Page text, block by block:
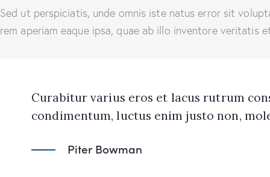
Sed ut perspiciatis, unde omnis iste natus error sit
rem aperiam eaque ipsa, quae ab illo inventore
Curabitur varius eros et lacus rutrum
condimentum, luctus enim justo non,
Piter Bowman